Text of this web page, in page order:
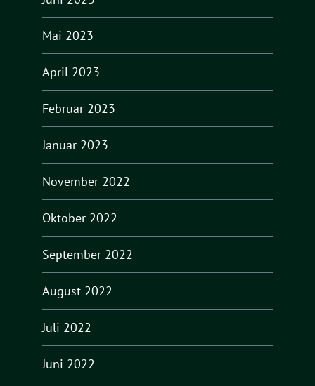
Mai 2023
April 2023
Februar 2023
Januar 2023
November 2022
Oktober 2022
September 2022
August 2022
Juli 2022
Juni 2022